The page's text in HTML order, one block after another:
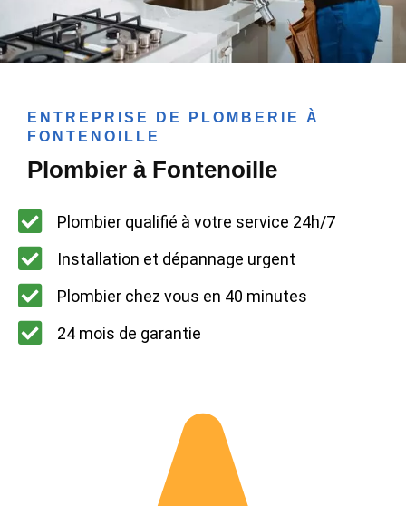
ENTREPRISE DE PLOMBERIE À
FONTENOILLE
Plombier à Fontenoille
Plombier qualifié à votre service 24h/7
Installation et dépannage urgent
Plombier chez vous en 40 minutes
24 mois de garantie